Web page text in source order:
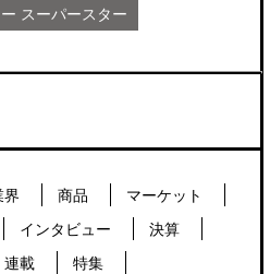
スーパースター
界 商品
マーケット
インタビュー
決算
連載 特集